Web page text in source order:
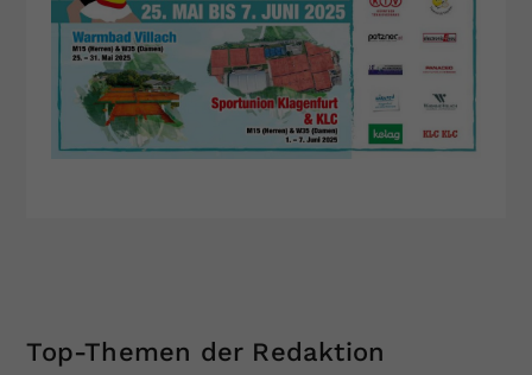
Top-Themen der Redaktion